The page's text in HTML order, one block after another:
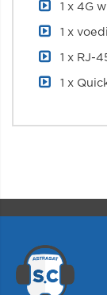
1 x 4G
1 x
1 x RJ-
1 x